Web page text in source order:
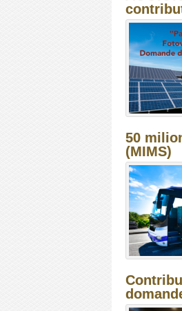
50
(MIMS)